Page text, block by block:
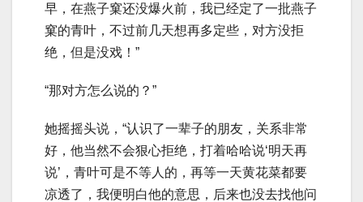
早，在燕子窠还没爆火前，我已经定了一批燕子
窠的青叶，不过前几天想再多定些，对方没拒
绝，但是没戏！”
“那对方怎么说的？”
她摇摇头说，“认识了一辈子的朋友，关系非常
好，他当然不会狠心拒绝，打着哈哈说‘明天再
说’，青叶可是不等人的，再等一天黄花菜都要
凉透了，我便明白他的意思，后来也没去找他问